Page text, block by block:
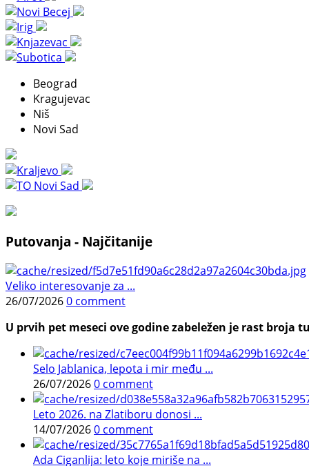
Beograd
Kragujevac
Niš
Novi Sad
Putovanja - Najčitanije
Veliko interesovanje za ...
26/07/20260 comment
U prvih pet meseci ove godine zabeležen je rast
Selo Jablanica, lepota i mir među ...
26/07/20260 comment
Leto 2026. na Zlatiboru donosi ...
14/07/20260 comment
Ada Ciganlija: leto koje miriše na ...